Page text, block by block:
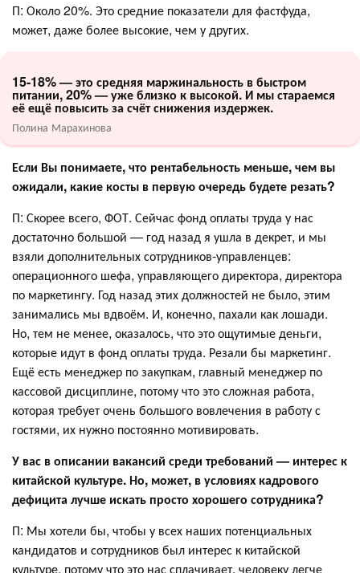
П: Около 20%. Это средние показатели для фастфуда,
может, даже более высокие, чем у других.
15-18% — это средняя маржинальность в быстром
питании, 20% — уже близко к высокой. И мы стараемся
её ещё повысить за счёт снижения издержек.
Полина Марахинова
Если Вы понимаете, что рентабельность меньше, чем вы
ожидали, какие косты в первую очередь будете резать?
П: Скорее всего, ФОТ. Сейчас фонд оплаты труда у нас
достаточно большой — год назад я ушла в декрет, и мы
взяли дополнительных сотрудников-управленцев:
операционного шефа, управляющего директора, директора
по маркетингу. Год назад этих должностей не было, этим
занимались мы вдвоём. И, конечно, пахали как лошади.
Но, тем не менее, оказалось, что это ощутимые деньги,
которые идут в фонд оплаты труда. Резали бы маркетинг.
Ещё есть менеджер по закупкам, главный менеджер по
кассовой дисциплине, потому что это сложная работа,
которая требует очень большого вовлечения в работу с
гостями, их нужно постоянно мотивировать.
У вас в описании вакансий среди требований — интерес к
китайской культуре. Но, может, в условиях кадрового
дефицита лучше искать просто хорошего сотрудника?
П: Мы хотели бы, чтобы у всех наших потенциальных
кандидатов и сотрудников был интерес к китайской
культуре, потому что это нас сплачивает, человеку легче